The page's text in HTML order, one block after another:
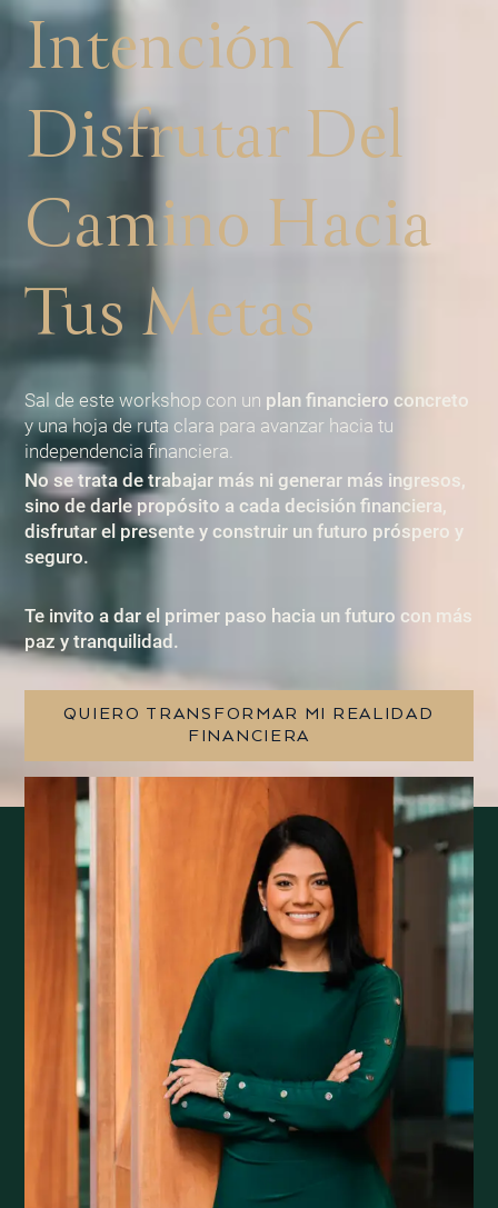
Intención Y
Disfrutar Del
Camino Hacia
Tus Metas
Sal de este workshop con un plan financiero concreto
y una hoja de ruta clara para avanzar hacia tu
independencia financiera.
No se trata de trabajar más ni generar más ingresos,
sino dedarle propósito a cada decisión financiera,
disfrutar el presente y construir un futuro próspero y
seguro.
Te invito a dar el primer paso hacia un futuro con más
paz y tranquilidad.
QUIERO TRANSFORMAR MI REALIDAD
FINANCIERA